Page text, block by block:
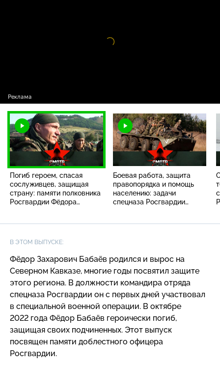
Видео
Погиб героем, спасая
сослуживцев, защищая
страну: памяти полковника
Росгвардии Фёдора
Боевая работа, защита
правопорядка и помощь
населению: задачи
спецназа Росгвардии
В ЭТОМ ВЫПУСКЕ:
Фёдор Захарович Бабаёв родился и вырос на
Северном Кавказе, многие годы посвятил защите
этого региона. В должности командира отряда
спецназа Росгвардии он с первых дней участвовал
в специальной военной операции. В октябре
2022 года Фёдор Бабаёв героически погиб,
защищая своих подчиненных. Этот выпуск
посвящен памяти доблестного офицера
Росгвардии.